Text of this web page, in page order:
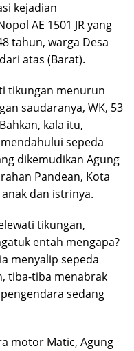
kejadian
AE 1501 JR yang
tahun, warga Desa
atas (Barat).
tikungan menurun
saudaranya, WK, 53
kala itu,
sepeda
dikemudikan Agung
Pandean, Kota
dan istrinya.
tikungan,
entah mengapa?
menyalip sepeda
tiba-tiba menabrak
sedang
motor Matic, Agung